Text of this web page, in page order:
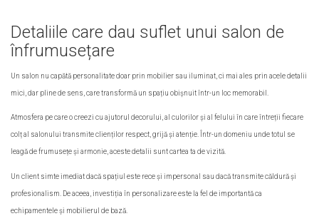
Detaliile care dau suflet unui salon de
înfrumusețare
Un salon nu capătă personalitate doar prin mobilier sau iluminat, ci mai ales prin acele detalii
mici, dar pline de sens, care transformă un spațiu obișnuit într-un loc memorabil.
Atmosfera pe care o creezi cu ajutorul decorului, al culorilor și al felului în care întreții fiecare
colț al salonului transmite clienților respect, grijă și atenție. Într-un domeniu unde totul se
leagă de frumusețe și armonie, aceste detalii sunt cartea ta de vizită.
Un client simte imediat dacă spațiul este rece și impersonal sau dacă transmite căldură și
profesionalism. De aceea, investiția în personalizare este la fel de importantă ca
echipamentele și mobilierul de bază.